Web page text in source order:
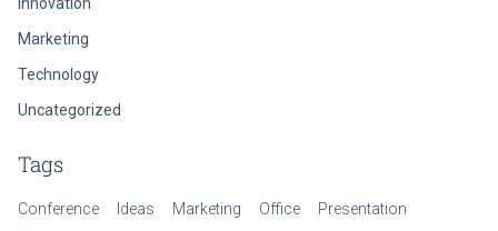
Innovation
Marketing
Technology
Uncategorized
Tags
Conference Ideas Marketing Office
Presentation